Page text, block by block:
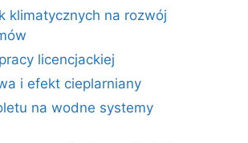
klimatycznych na rozwój
licencjackiej
i efekt cieplarniany
na wodne systemy